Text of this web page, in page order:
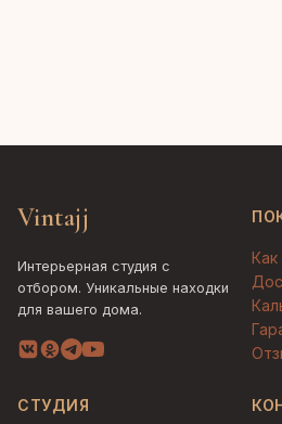
Vintajj
Интерьерная студия с
отбором. Уникальные находки
для вашего дома.
Как
СТУДИЯ